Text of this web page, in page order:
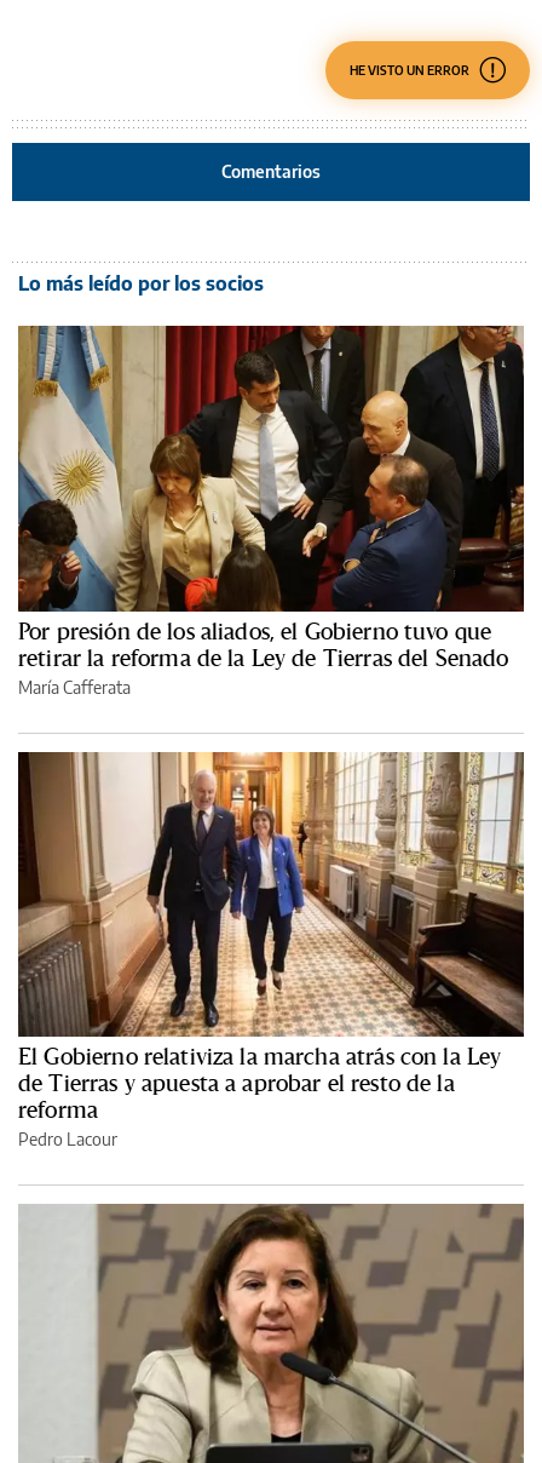
HE VISTO UN ERROR
Comentarios
Lo más leído por los socios
Por presión de los aliados, el Gobierno tuvo que
retirar la reforma de la Ley de Tierras del Senado
María Cafferata
El Gobierno relativiza la marcha atrás con la Ley
de Tierras y apuesta a aprobar el resto de la
reforma
Pedro Lacour